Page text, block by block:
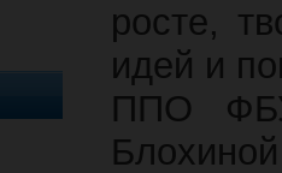
росте,
идей и
ППО